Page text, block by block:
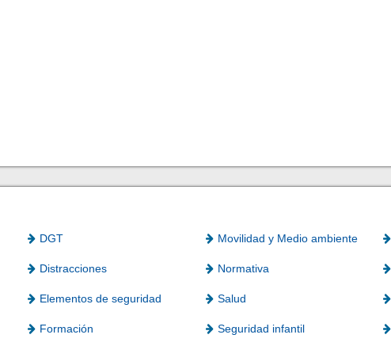
DGT Movilidad y Medio ambiente
Distracciones Normativa
Elementos de seguridad Salud
Formación Seguridad infantil